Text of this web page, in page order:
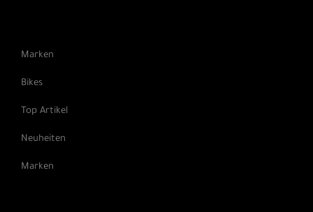
Marken
Bikes
Top Artikel
Neuheiten
Marken